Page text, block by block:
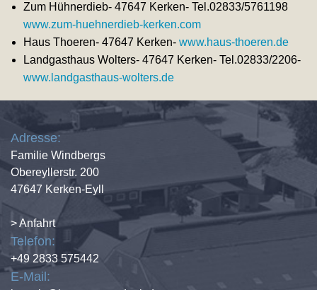
Zum Hühnerdieb- 47647 Kerken- Tel.02833/5761198
www.zum-huehnerdieb-kerken.com
Haus Thoeren- 47647 Kerken- www.haus-thoeren.de
Landgasthaus Wolters- 47647 Kerken- Tel.02833/2206-
www.landgasthaus-wolters.de
Adresse:
Familie Windbergs
Obereyllerstr. 200
47647 Kerken-Eyll
> Anfahrt
Telefon:
+49 2833 575442
E-Mail: